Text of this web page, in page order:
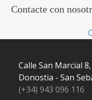
Contacte con
Calle San Marcial
Donostia - San
(+34) 943 096 116